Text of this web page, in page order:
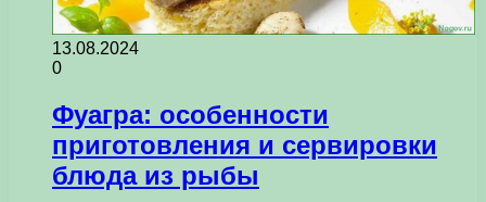
13.08.2024
0
Фуагра: особенности
приготовления и сервировки
блюда из рыбы